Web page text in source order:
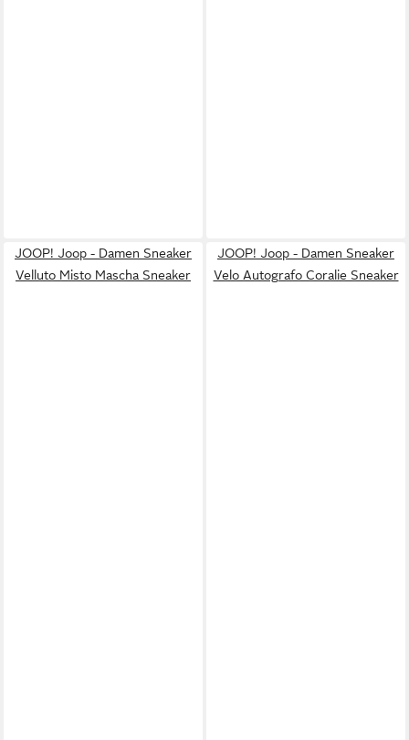
JOOP! Joop - Damen Sneaker
Velluto Misto Mascha Sneaker
JOOP! Joop - Damen Sneaker
Velo Autografo Coralie Sneaker